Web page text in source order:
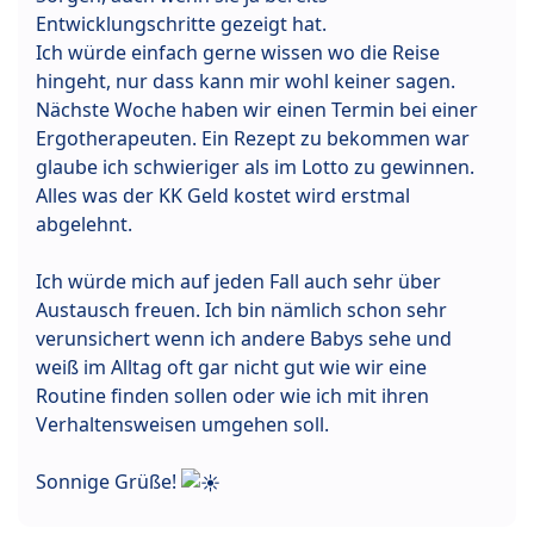
Entwicklungschritte gezeigt hat.
Ich würde einfach gerne wissen wo die Reise
hingeht, nur dass kann mir wohl keiner sagen.
Nächste Woche haben wir einen Termin bei einer
Ergotherapeuten. Ein Rezept zu bekommen war
glaube ich schwieriger als im Lotto zu gewinnen.
Alles was der KK Geld kostet wird erstmal
abgelehnt.
Ich würde mich auf jeden Fall auch sehr über
Austausch freuen. Ich bin nämlich schon sehr
verunsichert wenn ich andere Babys sehe und
weiß im Alltag oft gar nicht gut wie wir eine
Routine finden sollen oder wie ich mit ihren
Verhaltensweisen umgehen soll.
Sonnige Grüße!